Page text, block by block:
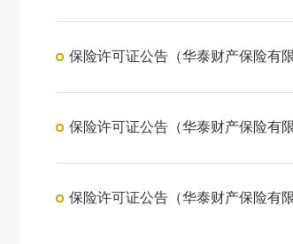
保险许可证公告（华泰财产保险有
保险许可证公告（华泰财产保险有
保险许可证公告（华泰财产保险有